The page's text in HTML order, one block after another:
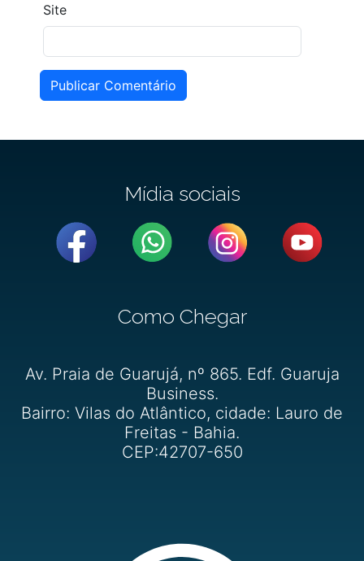
Site
Publicar Comentário
Mídia sociais
Como Chegar
Av. Praia de Guarujá, nº 865. Edf. Guaruja
Business.
Bairro: Vilas do Atlântico, cidade: Lauro de
Freitas - Bahia.
CEP:42707-650